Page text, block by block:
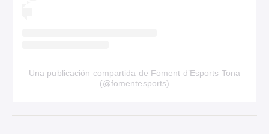
Una publicación compartida de Foment d’Esports Tona
(@fomentesports)